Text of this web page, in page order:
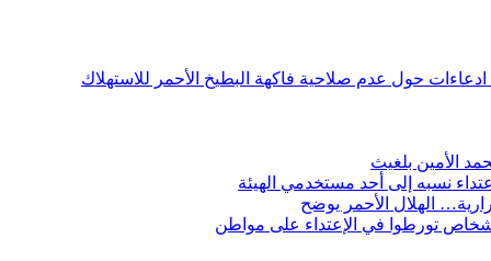
ادعاءات حول عدم صلاحية فاكهة البطيخ الأحمر للاستهلاك
الأمين بلغيث
نسبه إلى أحد مستخدمي الهيئة
الهلال الأحمر يوضح